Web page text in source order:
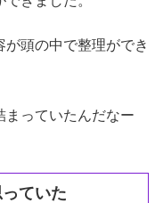
頭の中で整理ができ
まっていたんだなー
ていた